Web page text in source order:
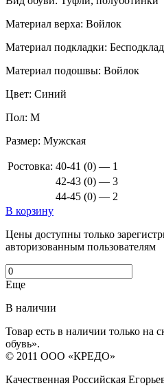
Материал верха: Войлок
Материал подкладки:
Материал подошвы: Войлок
Цвет: Синий
Пол: М
Размер: Мужская
Ростовка: 40-41 (0) — 1
42-43 (0) — 3
44-45 (0) — 2
В корзину
Цены доступны только
авторизованным пользователям
Еще
В наличии
Товар есть в наличии только на
обувь».
© 2011 ООО «КРЕДО»
Качественная Российская